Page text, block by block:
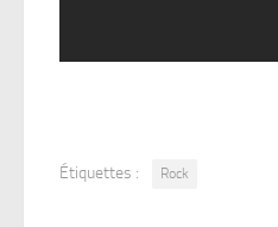
Étiquettes : Rock